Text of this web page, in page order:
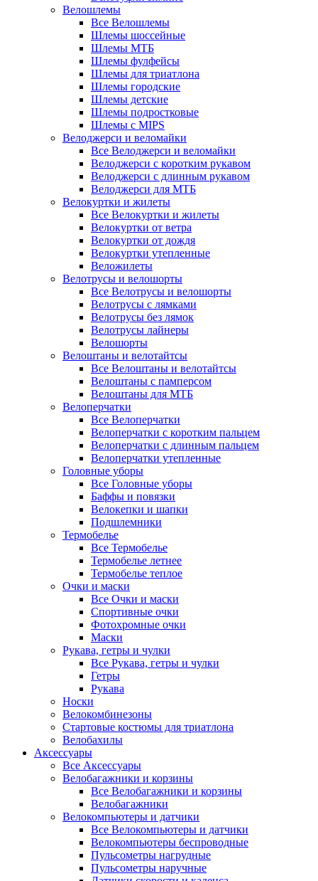
Велошлемы
Все Велошлемы
Шлемы шоссейные
Шлемы МТБ
Шлемы фулфейсы
Шлемы для триатлона
Шлемы городские
Шлемы детские
Шлемы подростковые
Шлемы с MIPS
Велоджерси и веломайки
Все Велоджерси и веломайки
Велоджерси с коротким рукавом
Велоджерси с длинным рукавом
Велоджерси для МТБ
Велокуртки и жилеты
Все Велокуртки и жилеты
Велокуртки от ветра
Велокуртки от дождя
Велокуртки утепленные
Веложилеты
Велотрусы и велошорты
Все Велотрусы и велошорты
Велотрусы с лямками
Велотрусы без лямок
Велотрусы лайнеры
Велошорты
Велоштаны и велотайтсы
Все Велоштаны и велотайтсы
Велоштаны с памперсом
Велоштаны для МТБ
Велоперчатки
Все Велоперчатки
Велоперчатки с коротким пальцем
Велоперчатки с длинным пальцем
Велоперчатки утепленные
Головные уборы
Все Головные уборы
Баффы и повязки
Велокепки и шапки
Подшлемники
Термобелье
Все Термобелье
Термобелье летнее
Термобелье теплое
Очки и маски
Все Очки и маски
Спортивные очки
Фотохромные очки
Маски
Рукава, гетры и чулки
Все Рукава, гетры и чулки
Гетры
Рукава
Носки
Велокомбинезоны
Стартовые костюмы для триатлона
Велобахилы
Аксессуары
Все Аксессуары
Велобагажники и корзины
Все Велобагажники и корзины
Велобагажники
Велокомпьютеры и датчики
Все Велокомпьютеры и датчики
Велокомпьютеры беспроводные
Пульсометры нагрудные
Пульсометры наручные